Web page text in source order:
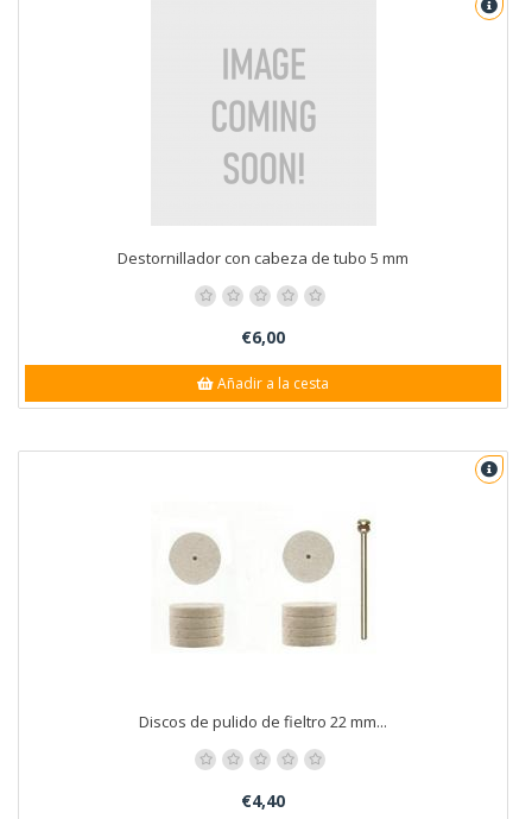
Destornillador con cabeza de tubo 5 mm
€6,00
Añadir a la cesta
Discos de pulido de fieltro 22 mm...
€4,40